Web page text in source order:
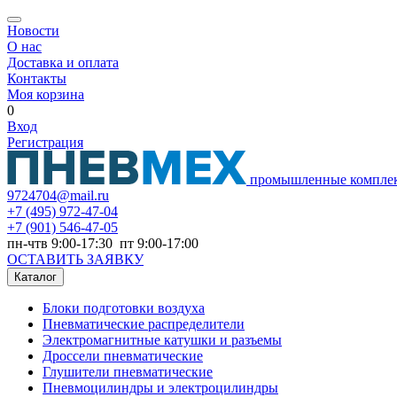
Новости
О нас
Доставка и оплата
Контакты
Моя корзина
0
Вход
Регистрация
промышленные
9724704@mail.ru
+7 (495) 972-47-04
+7 (901) 546-47-05
пн-чтв 9:00-17:30 пт 9:00-17:00
ОСТАВИТЬ ЗАЯВКУ
Каталог
Блоки подготовки воздуха
Пневматические распределители
Электромагнитные катушки и разъемы
Дроссели пневматические
Глушители пневматические
Пневмоцилиндры и электроцилиндры